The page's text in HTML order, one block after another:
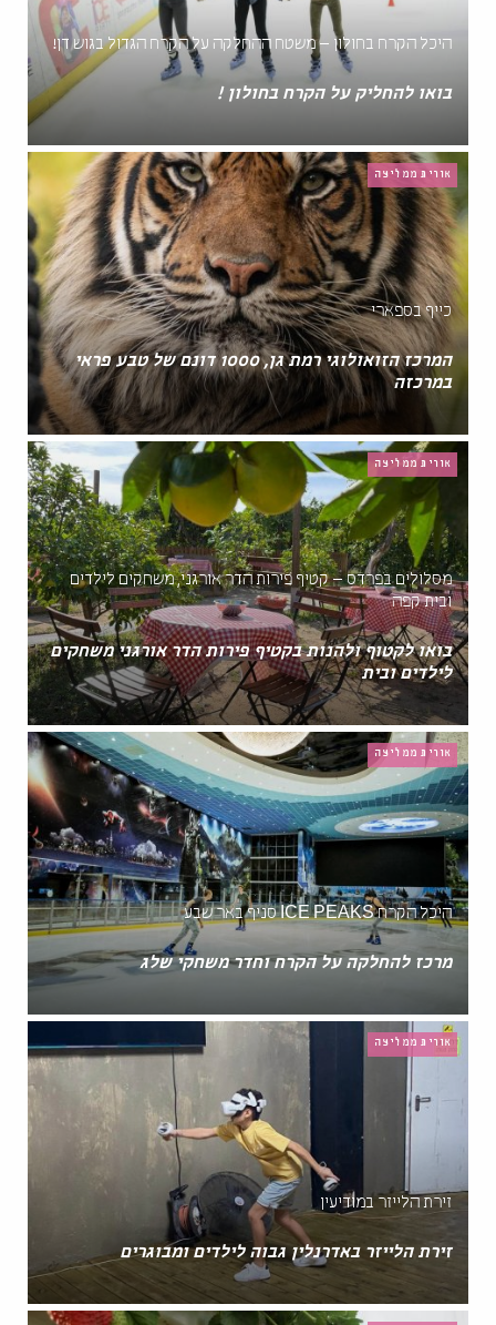
היכל הקרח בחולון – משטח ההחלקה על הקרח הגדול בגוש דן!
בואו להחליק על הקרח בחולון !
אורית ממליצה
כייף בספארי
המרכז הזואולוגי רמת גן, 1000 דונם של טבע פראי
במרכזה
אורית ממליצה
מסלולים בפרדס – קטיף פירות הדר אורגני, משחקים לילדים
ובית קפה
בואו לקטוף ולהנות בקטיף פירות הדר אורגני משחקים
לילדים ובית
אורית ממליצה
היכל הקרח ICE PEAKS סניף באר שבע
מרכז להחלקה על הקרח וחדר משחקי שלג
אורית ממליצה
זירת הלייזר במודיעין
זירת הלייזר באדרנלין גבוה לילדים ומבוגרים